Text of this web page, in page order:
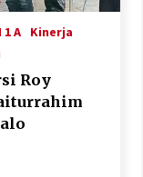
1 A
Kinerja
Roy